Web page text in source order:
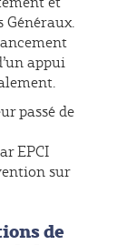
Généraux.
appui
passé de
EPCI
sur
de